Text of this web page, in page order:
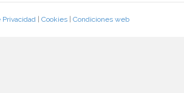
Privacidad| Cookies| Condiciones web